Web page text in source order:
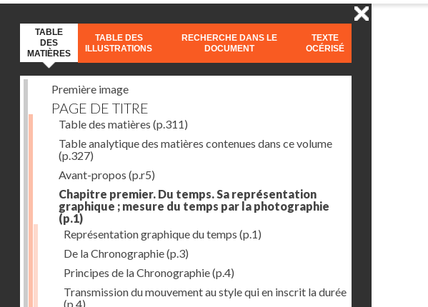
TABLE
DES
MATIÈRES
TABLE DES
ILLUSTRATIONS
RECHERCHE DANS LE
DOCUMENT
TEXTE
OCÉRISÉ
Première image
PAGE DE TITRE
Table des matières (p.311)
Table analytique des matières contenues dans ce volume
(p.327)
Avant-propos (p.r5)
Chapitre premier. Du temps. Sa représentation
graphique ; mesure du temps par la photographie
(p.1)
Représentation graphique du temps (p.1)
De la Chronographie(p.3)
Principes de la Chronographie(p.4)
Transmission du mouvement au style qui en inscrit la durée
(p.4)